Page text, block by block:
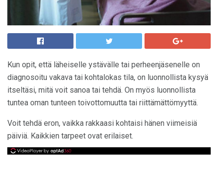
Kun opit, että läheiselle ystävälle tai perheenjäsenelle on
diagnosoitu vakava tai kohtalokas tila, on luonnollista kysyä
itseltäsi, mitä voit sanoa tai tehdä. On myös luonnollista
tuntea oman tunteen toivottomuutta tai riittämättömyyttä.
Voit tehdä eron, vaikka rakkaasi kohtaisi hänen viimeisiä
päiviä. Kaikkien tarpeet ovat erilaiset.